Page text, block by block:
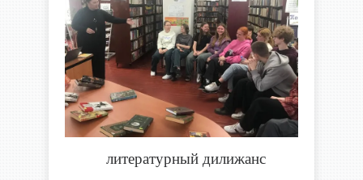
литературный дилижанс